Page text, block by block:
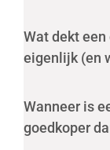
Wat dekt
eigenlijk (en
Wanneer is
goedkoper